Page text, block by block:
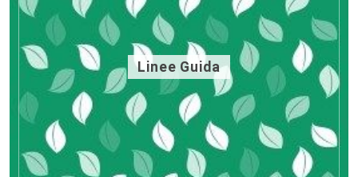
Linee Guida